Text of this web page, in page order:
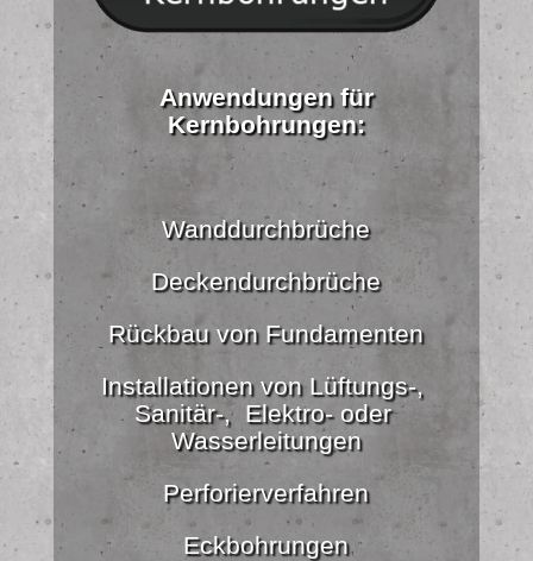
Anwendungen für
Kernbohrungen:
Wanddurchbrüche
Deckendurchbrüche
Rückbau von Fundamenten
Installationen von Lüftungs-,
Sanitär-, Elektro- oder
Wasserleitungen
Perforierverfahren
Eckbohrungen